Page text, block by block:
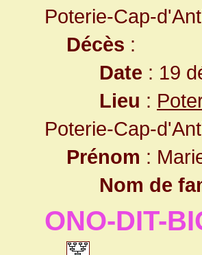
Poterie-Cap-
Décès :
Date : 19
Lieu :
Poterie-Cap-
Prénom :
Nom de
ONO-DIT-